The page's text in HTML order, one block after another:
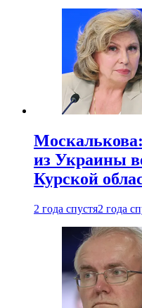
из Украины
Курской
2 года спустя2 года